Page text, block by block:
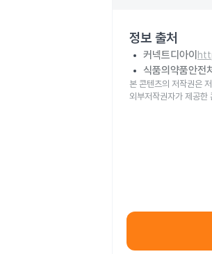
정보 출처
커넥트디아이
식품의약품안전
본 콘텐츠의 저작권은
외부저작권자가 제공한